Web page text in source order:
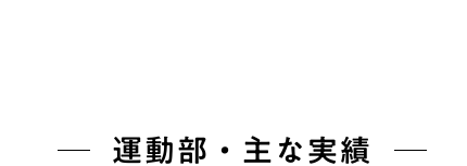
運動部・主な実績